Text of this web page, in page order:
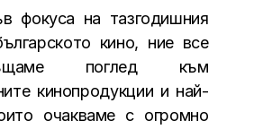
фокуса на тазгодишния
кино, ние все
поглед към
кинопродукции и най-
очакваме с огромно